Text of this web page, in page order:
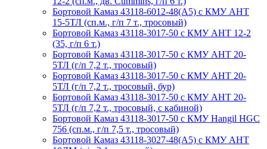
Бортовой Камаз 43118-6012-48(А5) с КМУ АНТ
15-5ТЛ (сп.м., г/п 7 т., тросовый)
Бортовой Камаз 43118-3017-50 с КМУ АНТ 12-2
(35, г/п 6 т.)
Бортовой Камаз 43118-3017-50 с КМУ АНТ 20-
5ТЛ (г/п 7,2 т., тросовый)
Бортовой Камаз 43118-3017-50 с КМУ АНТ 20-
5ТЛ (г/п 7,2 т., тросовый, бур)
Бортовой Камаз 43118-3017-50 с КМУ АНТ 20-
5ТЛ (г/п 7,2 т., тросовый, с кабиной)
Бортовой Камаз 43118-3017-50 с КМУ Hangil HGC
756 (сп.м., г/п 7,5 т., тросовый)
Бортовой Камаз 43118-3027-48(A5) с КМУ АНТ